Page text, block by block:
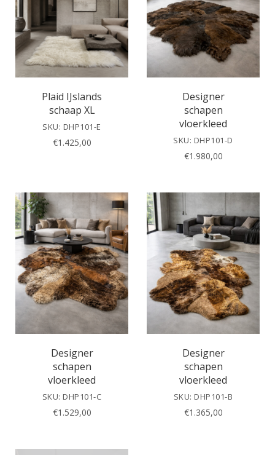
Plaid IJslands
schaap XL
SKU: DHP101-E
€1.425,00
Designer
schapen
vloerkleed
SKU: DHP101-D
€1.980,00
Designer
schapen
vloerkleed
SKU: DHP101-C
€1.529,00
Designer
schapen
vloerkleed
SKU: DHP101-B
€1.365,00